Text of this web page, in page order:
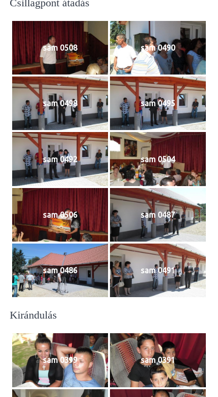
Csillagpont átadás
sam 0508 sam 0490
sam 0498 sam 0495
sam 0492 sam 0504
sam 0506 sam 0487
sam 0486 sam 0491
Kirándulás
sam 0399 sam 0391